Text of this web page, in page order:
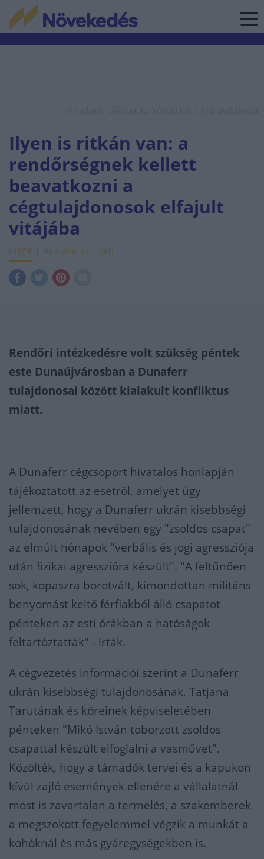
Ilyen is ritkán van: a
rendőrségnek kellett
beavatkozni a
cégtulajdonosok elfajult
vitájába
HÍREK 2021. ÁPR. 17. MTI
Rendőri intézkedésre volt szükség péntek
este Dunaújvárosban a Dunaferr
tulajdonosai között kialakult konfliktus
miatt.
A Dunaferr cégcsoport hivatalos honlapján
tájékoztatott az esetről, amelyet úgy
jellemzett, hogy a Dunaferr ukrán kisebbségi
tulajdonosának nevében egy "zsoldos csapat"
az elmúlt hónapok "verbális és jogi agressziója
után fizikai agresszióra készült". "A feltűnően
sok, kopaszra borotvált, kimondottan militáns
benyomást keltő férfiakból álló csapatot
pénteken az esti órákban a hatóságok
feltartóztatták" - írták.
A cégvezetés információi szerint a Dunaferr
ukrán kisebbségi tulajdonosának, Tatjana
Tarutának és köreinek képviseletében
pénteken "Mikó István toborzott zsoldos
csapattal készült elfoglalni a vasművet".
Közölték, hogy a támadók tervei és a kapukon
kívül zajló események ellenére a vállalatnál
most is zavartalan a termelés, a szakemberek
a megszokott fegyelemmel végzik a munkát a
kohóknál és más gyáregységekben is.